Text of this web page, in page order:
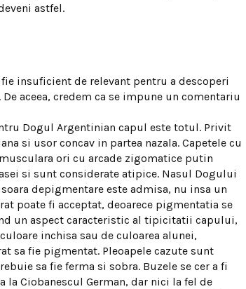
astfel.
insuficient de relevant pentru a descoperi
aceea, credem ca se impune un comentariu
Dogul Argentinian capul este totul. Privit
si usor concav in partea nazala. Capetele cu
ori cu arcade zigomatice putin
si sunt considerate atipice. Nasul Dogului
depigmentare este admisa, nu insa un
poate fi acceptat, deoarece pigmentatia se
un aspect caracteristic al tipicitatii capului,
inchisa sau de culoarea alunei,
sa fie pigmentat. Pleoapele cazute sunt
sa fie ferma si sobra. Buzele se cer a fi
Ciobanescul German, dar nici la fel de